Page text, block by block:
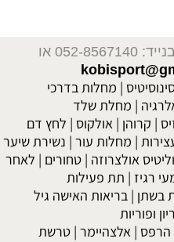
או
| מחלות בדרכי
| מחלת שלד
| קרוהן | אולקוס | לחץ דם
| מחלות עור | נשירת שיער
אולצרוזה |טחורים | לאחר
רגיז | תת פעילות
בשתן | בריאות האישה גיל
ופוריות
הרפס | אלצהיימר |טרשת